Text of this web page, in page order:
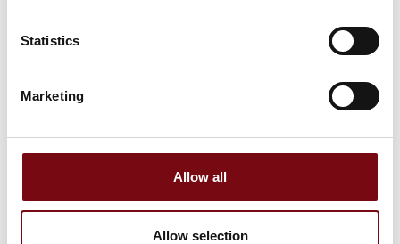
Statistics
Marketing
Allow all
Allow selection